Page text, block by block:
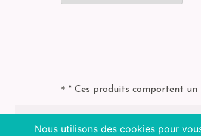
* * Ces produits comportent
2026Les Thélices de Sophie|
Nous utilisons des cookies pour